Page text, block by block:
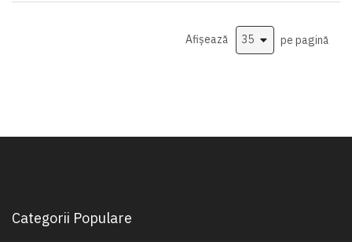
Afișează pe pagină
Categorii Populare